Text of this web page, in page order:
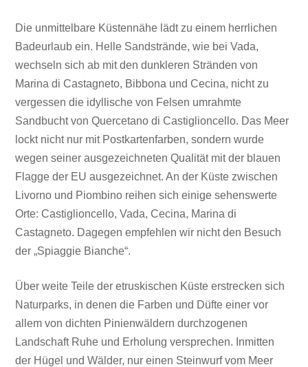
Die unmittelbare Küstennähe lädt zu einem herrlichen
Badeurlaub ein. Helle Sandstrände, wie bei Vada,
wechseln sich ab mit den dunkleren Stränden von
Marina di Castagneto, Bibbona und Cecina, nicht zu
vergessen die idyllische von Felsen umrahmte
Sandbucht von Quercetano di Castiglioncello. Das Meer
lockt nicht nur mit Postkartenfarben, sondern wurde
wegen seiner ausgezeichneten Qualität mit der blauen
Flagge der EU ausgezeichnet. An der Küste zwischen
Livorno und Piombino reihen sich einige sehenswerte
Orte: Castiglioncello, Vada, Cecina, Marina di
Castagneto. Dagegen empfehlen wir nicht den Besuch
der „Spiaggie Bianche“.
Über weite Teile der etruskischen Küste erstrecken sich
Naturparks, in denen die Farben und Düfte einer vor
allem von dichten Pinienwäldern durchzogenen
Landschaft Ruhe und Erholung versprechen. Inmitten
der Hügel und Wälder, nur einen Steinwurf vom Meer